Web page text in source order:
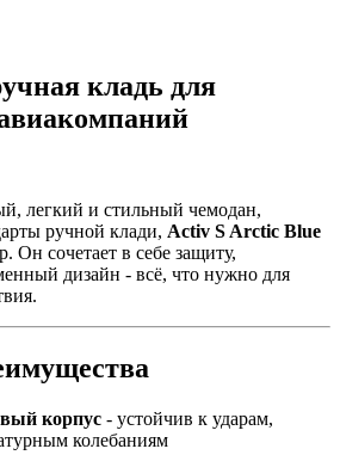
кладь для
легкий и стильный чемодан,
ручной клади, Activ S Arctic Blue
Он сочетает в себе защиту,
дизайн - всё, что нужно для
корпус - устойчив к ударам,
колебаниям